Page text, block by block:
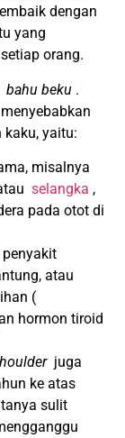
dengan
yang
orang.
bahu beku .
yaitu:
misalnya
selangka ,
pada otot di
penyakit
atau
(
hormon tiroid
juga
ke atas
sulit